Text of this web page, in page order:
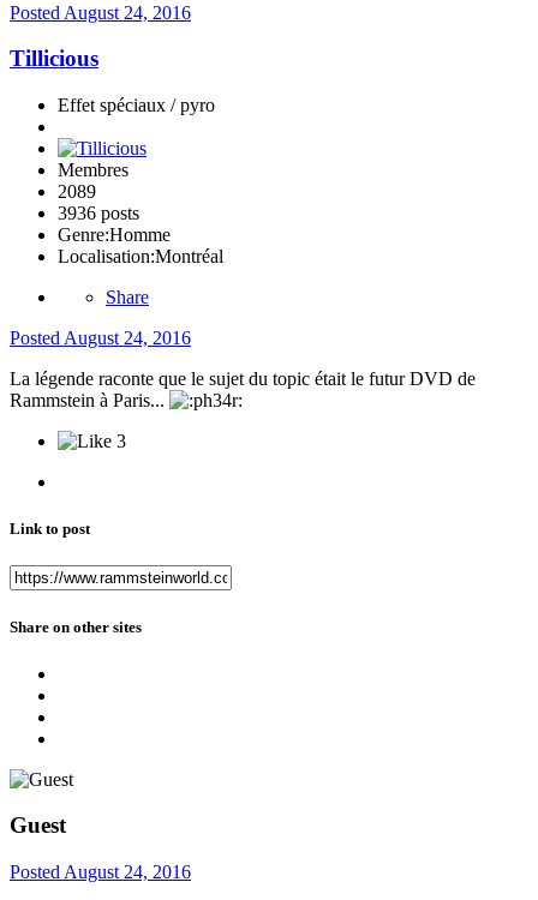
Posted August 24, 2016
Tillicious
Effet spéciaux / pyro
Membres
2089
3936 posts
Genre:Homme
Localisation:Montréal
Share
Posted August 24, 2016
La légende raconte que le sujet du topic était le futur DVD de
Rammstein à Paris...
3
Link to post
Share on other sites
Guest
Posted August 24, 2016